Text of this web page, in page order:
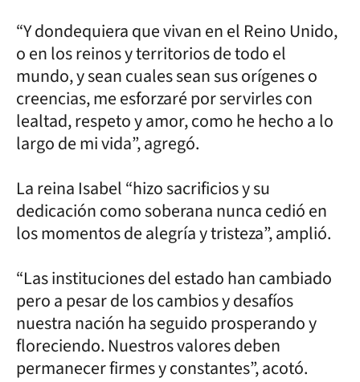
“Y dondequiera que vivan en el Reino Unido,
o en los reinos y territorios de todo el
mundo, y sean cuales sean sus orígenes o
creencias, me esforzaré por servirles con
lealtad, respeto y amor, como he hecho a lo
largo de mi vida”, agregó.
La reina Isabel “hizo sacrificios y su
dedicación como soberana nunca cedió en
los momentos de alegría y tristeza”, amplió.
“Las instituciones del estado han cambiado
pero a pesar de los cambios y desafíos
nuestra nación ha seguido prosperando y
floreciendo. Nuestros valores deben
permanecer firmes y constantes”, acotó.